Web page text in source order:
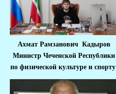
Ахмат Рамзанович Кадыров
Министр Чеченской Республики
по физической культуре и спорту